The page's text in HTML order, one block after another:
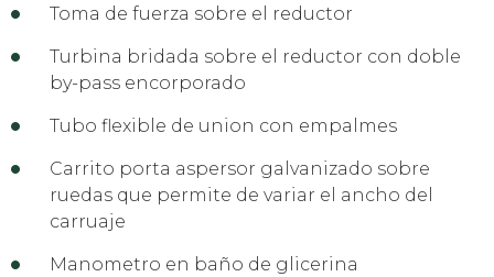
Toma de fuerza sobre el reductor
Turbina bridada sobre el reductor con doble
by-pass encorporado
Tubo flexible de union con empalmes
Carrito porta aspersor galvanizado sobre
ruedas que permite de variar el ancho del
carruaje
Manometro en baño de glicerina